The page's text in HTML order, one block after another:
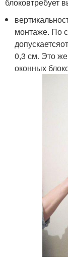
блоковтребует
монтаже. По
0,3 см. Это
оконных